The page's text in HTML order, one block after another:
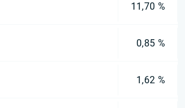
11,70 %
0,85 %
1,62 %